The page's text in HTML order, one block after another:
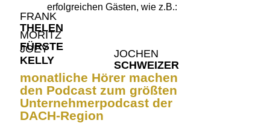
erfolgreichen Gästen, wie z.B.:
FRANK
THELEN
MORITZ
FÜRSTE
JOEY
KELLY
JOCHEN
SCHWEIZER
monatliche Hörer machen
den Podcast zum größten
Unternehmerpodcast der
DACH-Region